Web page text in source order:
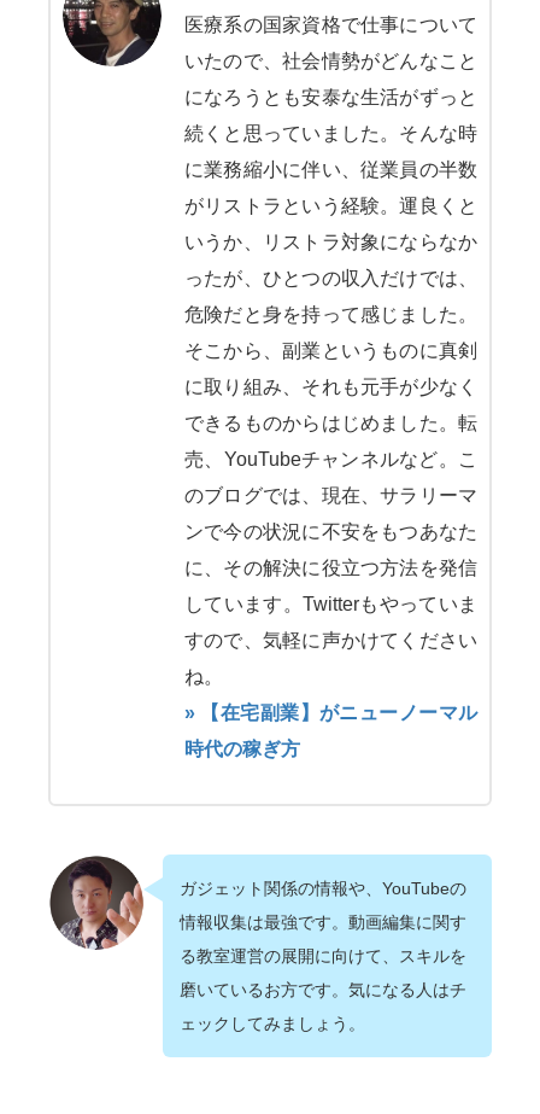
医療系の国家資格で仕事について
いたので、社会情勢がどんなこと
になろうとも安泰な生活がずっと
続くと思っていました。そんな時
に業務縮小に伴い、従業員の半数
がリストラという経験。運良くと
いうか、リストラ対象にならなか
ったが、ひとつの収入だけでは、
危険だと身を持って感じました。
そこから、副業というものに真剣
に取り組み、それも元手が少なく
できるものからはじめました。転
売、YouTubeチャンネルなど。こ
のブログでは、現在、サラリーマ
ンで今の状況に不安をもつあなた
に、その解決に役立つ方法を発信
しています。Twitterもやっていま
すので、気軽に声かけてください
ね。
» 【在宅副業】がニューノーマル
時代の稼ぎ方
ガジェット関係の情報や、YouTubeの
情報収集は最強です。動画編集に関す
る教室運営の展開に向けて、スキルを
磨いているお方です。気になる人はチ
ェックしてみましょう。